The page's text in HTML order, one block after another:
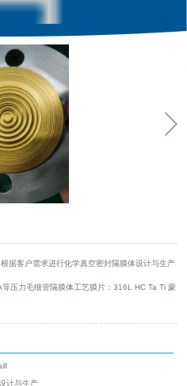
据客户需求进行化学真空密封隔膜体设计与生产
压力毛细管隔膜体工艺膜片：316L HC Ta Ti 蒙
计与生产